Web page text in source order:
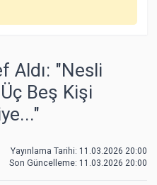
Aldı: "Nesli
Beş Kişi
Yayınlama Tarihi: 11.03.2026 20:00
Son Güncelleme: 11.03.2026 20:00